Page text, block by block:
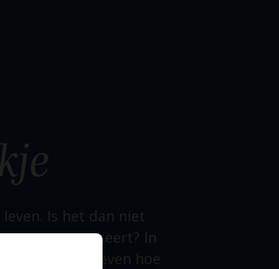
Is het dan niet
regisseert? In
kunt u aangeven hoe